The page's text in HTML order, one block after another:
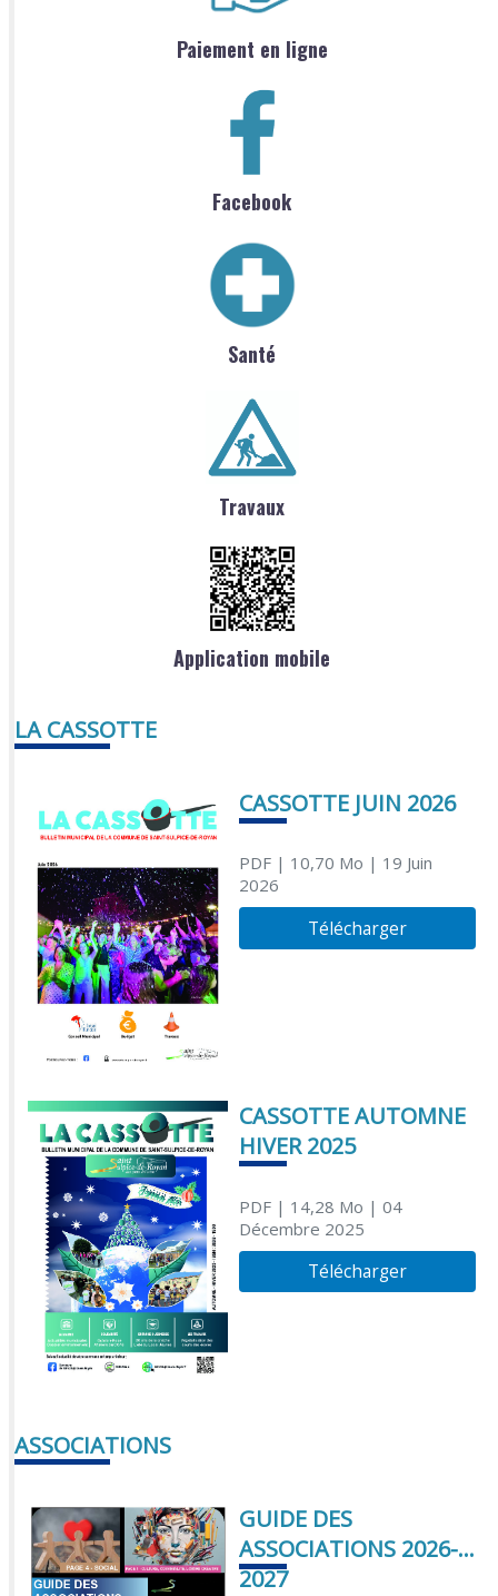
Paiement en ligne
Facebook
Santé
Travaux
Application mobile
LA CASSOTTE
CASSOTTE JUIN 2026
PDF| 10,70 Mo | 19 Juin
2026
Télécharger
CASSOTTE AUTOMNE
HIVER 2025
PDF| 14,28 Mo | 04
Décembre 2025
Télécharger
ASSOCIATIONS
GUIDE DES
ASSOCIATIONS 2026-
2027